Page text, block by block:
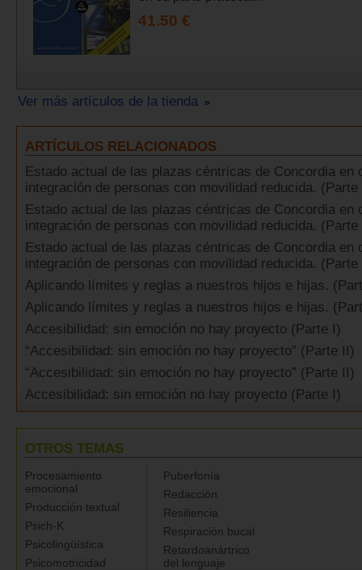
41.50 €
Ver más artículos de la tienda
ARTÍCULOS RELACIONADOS
Estado actual de las plazas céntricas de Concordia en
integración de personas con movilidad reducida. (Parte
Estado actual de las plazas céntricas de Concordia en
integración de personas con movilidad reducida. (Parte
Estado actual de las plazas céntricas de Concordia en
integración de personas con movilidad reducida.
Aplicando límites y reglas a nuestros hijos e hijas.
Aplicando límites y reglas a nuestros hijos e hijas.
Accesibilidad: sin emoción no hay proyecto (Parte I)
“Accesibilidad: sin emoción no hay proyecto” (Parte II)
“Accesibilidad: sin emoción no hay proyecto” (Parte II)
Accesibilidad: sin emoción no hay proyecto (Parte I)
OTROS TEMAS
Procesamiento
emocional
Producción textual
Psich-K
Psicolingüística
Psicomotricidad
Puberfonía
Redacción
Resiliencia
Respiración bucal
Retardoanártrico
del lenguaje